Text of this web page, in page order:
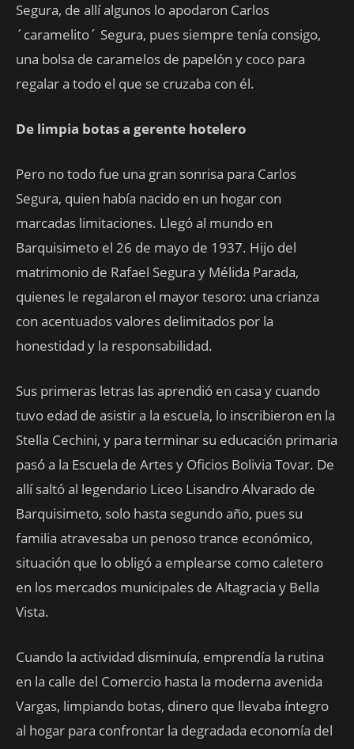
Segura, de allí algunos lo apodaron Carlos
´caramelito´ Segura, pues siempre tenía consigo,
una bolsa de caramelos de papelón y coco para
regalar a todo el que se cruzaba con él.
De limpia botas a gerente hotelero
Pero no todo fue una gran sonrisa para Carlos
Segura, quien había nacido en un hogar con
marcadas limitaciones. Llegó al mundo en
Barquisimeto el 26 de mayo de 1937. Hijo del
matrimonio de Rafael Segura y Mélida Parada,
quienes le regalaron el mayor tesoro: una crianza
con acentuados valores delimitados por la
honestidad y la responsabilidad.
Sus primeras letras las aprendió en casa y cuando
tuvo edad de asistir a la escuela, lo inscribieron en la
Stella Cechini, y para terminar su educación primaria
pasó a la Escuela de Artes y Oficios Bolivia Tovar. De
allí saltó al legendario Liceo Lisandro Alvarado de
Barquisimeto, solo hasta segundo año, pues su
familia atravesaba un penoso trance económico,
situación que lo obligó a emplearse como caletero
en los mercados municipales de Altagracia y Bella
Vista.
Cuando la actividad disminuía, emprendía la rutina
en la calle del Comercio hasta la moderna avenida
Vargas, limpiando botas, dinero que llevaba íntegro
al hogar para confrontar la degradada economía del